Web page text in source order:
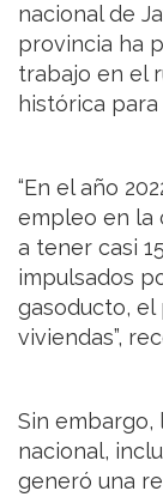
nacional de
provincia ha
trabajo en el
histórica para
“En el año
empleo en la
a tener casi
impulsados
gasoducto, el
viviendas”,
Sin embargo,
nacional,
generó una